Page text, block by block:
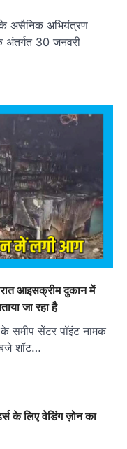
असैनिक अभियंत्रण
अंतर्गत 30 जनवरी
आइसक्रीम दुकान में
जा रहा है
के समीप सेंटर पॉइंट नामक
शॉट…
के लिए वेडिंग ज़ोन का